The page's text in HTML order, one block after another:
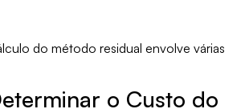
do método residual envolve várias
o Custo do